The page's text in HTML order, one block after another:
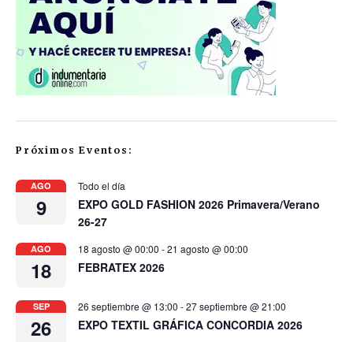
Próximos Eventos:
AGO
9
Todo el día
EXPO GOLD FASHION 2026 Primavera/Verano
26-27
AGO
18
18 agosto @ 00:00 -21 agosto @ 00:00
FEBRATEX 2026
SEP
26
26 septiembre @ 13:00 -27 septiembre @ 21:00
EXPO TEXTIL GRÁFICA CONCORDIA 2026